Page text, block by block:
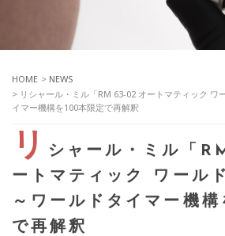
HOME > NEWS
> リシャール・ミル「RM 63-02 オートマティック ワ
イマー機構を100本限定で再解釈
リ
シャール・ミル「
ートマティック ワール
～ワールドタイマー機
で再解釈